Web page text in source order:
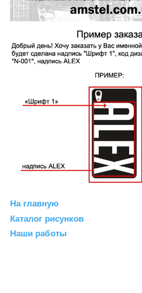
На главную
Каталог рисунков
Наши работы